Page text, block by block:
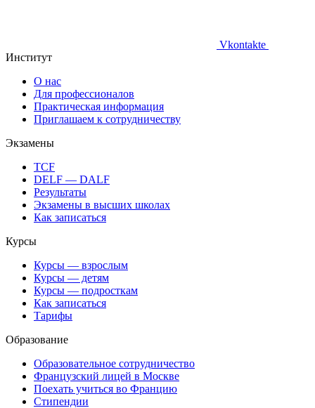
Vkontakte
Институт
О нас
Для профессионалов
Практическая информация
Приглашаем к сотрудничеству
Экзамены
TCF
DELF — DALF
Результаты
Экзамены в высших школах
Как записаться
Курсы
Курсы — взрослым
Курсы — детям
Курсы — подросткам
Как записаться
Тарифы
Образование
Образовательное сотрудничество
Французский лицей в Москве
Поехать учиться во Францию
Стипендии